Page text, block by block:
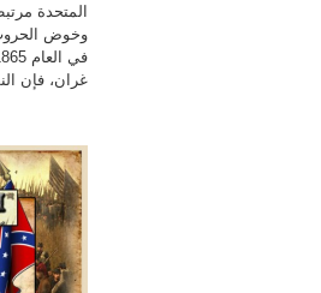
المتحدة
وخوض
غران، فإن